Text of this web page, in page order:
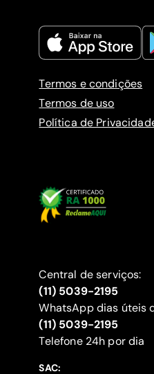
Termos e condições
Termos de uso
Política de
Central de serviços:
(11) 5039-2195
WhatsApp dias úteis
(11) 5039-2195
‍Telefone 24h por dia
SAC: